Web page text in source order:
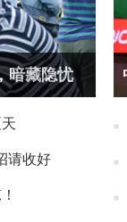
暗藏隐忧
请收好